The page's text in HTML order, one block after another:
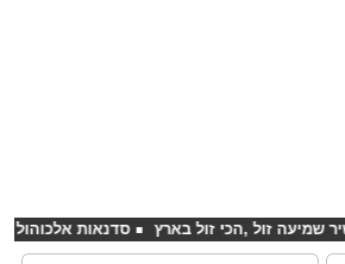
סדנאות אלכוהול - ערב זול ,הכי זול בארץ